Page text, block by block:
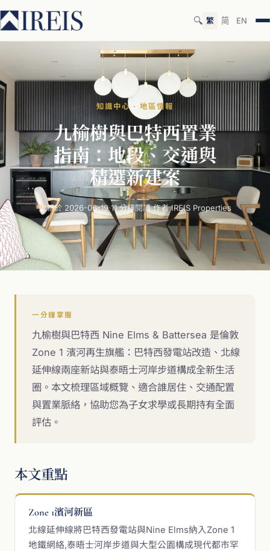
🔍 繁 简 EN
知識中心 · 地區情報
九榆樹與巴特西置業
指南： 地段、 交通與
精選新建案
更新於 2026-06-19·11 分鐘閱讀·作者 IREIS Properties
一分鐘掌握
九榆樹與巴特西 Nine Elms & Battersea 是倫敦
Zone 1 濱河再生旗艦：巴特西發電站改造、北線
延伸線兩座新站與泰晤士河岸步道構成全新生活
圈。本文梳理區域概覽、適合誰居住、交通配置
與置業脈絡，協助您為子女求學或長期持有全面
評估。
本文重點
Zone 1濱河新區
北線延伸線將巴特西發電站與Nine Elms納入Zone 1
地鐵網絡,泰晤士河岸步道與大型公園構成現代都市罕